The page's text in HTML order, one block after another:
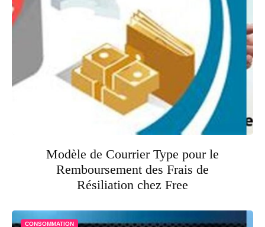
Modèle de Courrier Type pour le
Remboursement des Frais de
Résiliation chez Free
CONSOMMATION